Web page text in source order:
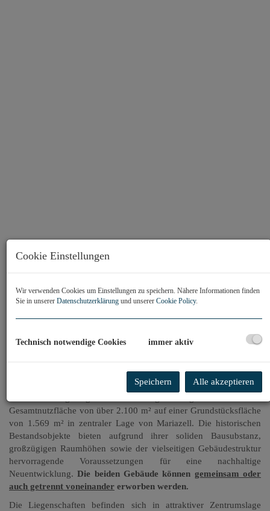
Morzingasse
Zwei attraktive Entwicklungsimmobilien im Herzen von
Mariazell
Gesamtnutzfläche von über 2.100 m² auf einer Grundstücksfläche
von 1.569 m² in zentraler Lage von Mariazell. Die historischen
Bestandsobjekte bieten aufgrund ihrer soliden Bausubstanz,
großzügigen Raumhöhen sowie der vielseitigen Gebäudestruktur
hervorragende Voraussetzungen für eine nachhaltige
Neuentwicklung.Die beiden Gebäude können gemeinsam oder
auch getrennt voneinander erworben werden.
Die Liegenschaften befinden sich in attraktiver Zentrumslage
Cookie Einstellungen
Wir verwenden Cookies um Einstellungen zu speichern. Nähere Informationen finden
Sie in unserer Datenschutzerklärung und unserer Cookie Policy.
Technisch notwendige Cookies immer aktiv
Speichern Alle akzeptieren